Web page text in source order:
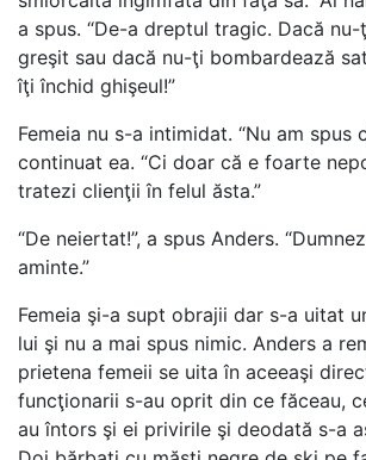
a spus. “De-a dreptul tragic. Dacă
greşit sau dacă nu-ţi bombardează
îţi închid ghişeul!”
Femeia nu s-a intimidat. “Nu am spus
continuat ea. “Ci doar că e foarte
tratezi clienţii în felul ăsta.”
“De neiertat!”, a spus Anders.
aminte.”
Femeia şi-a supt obrajii dar s-a uitat
lui şi nu a mai spus nimic. Anders a
prietena femeii se uita în aceeaşi
funcţionarii s-au oprit din ce făceau,
au întors şi ei privirile şi deodată s-a